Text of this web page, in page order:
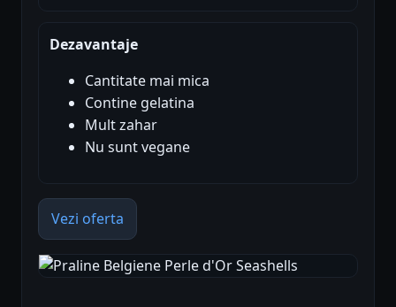
Dezavantaje
Cantitate mai mica
Contine gelatina
Mult zahar
Nu sunt vegane
Vezi oferta